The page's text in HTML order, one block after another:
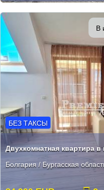
В
БЕЗ ТАКСЫ
Двухкомнатная квартира
Болгария / Бургасская